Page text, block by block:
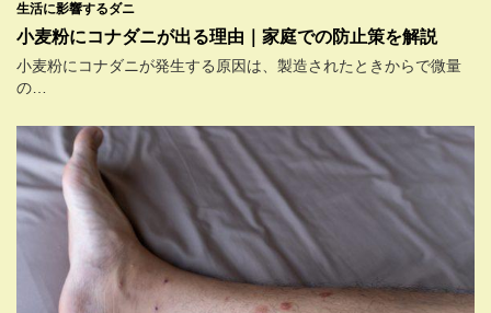
生活に影響するダニ
小麦粉にコナダニが出る理由｜家庭での防止策を解説
小麦粉にコナダニが発生する原因は、製造されたときからで微量
の…